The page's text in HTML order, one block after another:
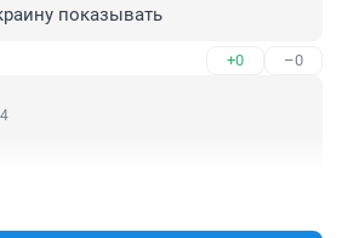
показывать
+0 –0